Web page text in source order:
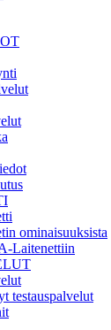
ominaisuuksista
Laitenettiin
testauspalvelut